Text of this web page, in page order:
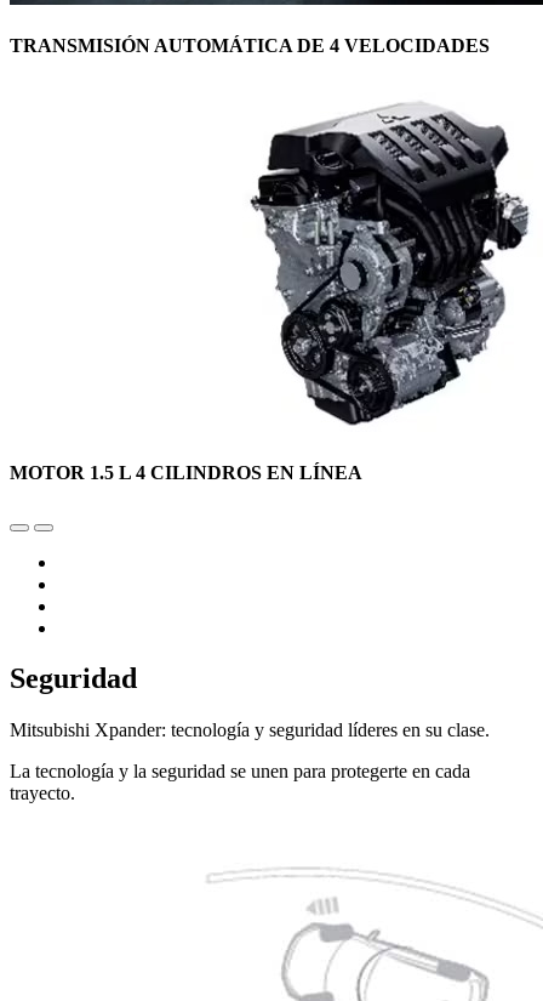
TRANSMISIÓN AUTOMÁTICA DE 4 VELOCIDADES
MOTOR 1.5 L 4 CILINDROS EN LÍNEA
Seguridad
Mitsubishi Xpander: tecnología y seguridad líderes en su clase.
La tecnología y la seguridad se unen para protegerte en cada
trayecto.